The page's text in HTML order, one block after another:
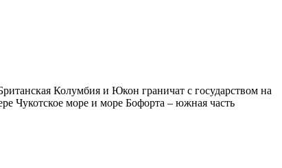
Колумбия и Юкон граничат с государством на
Чукотское море и море Бофорта – южная часть